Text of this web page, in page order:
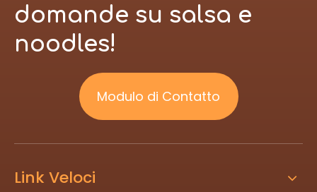
domande su salsa e
noodles!
Modulo di Contatto
Link Veloci